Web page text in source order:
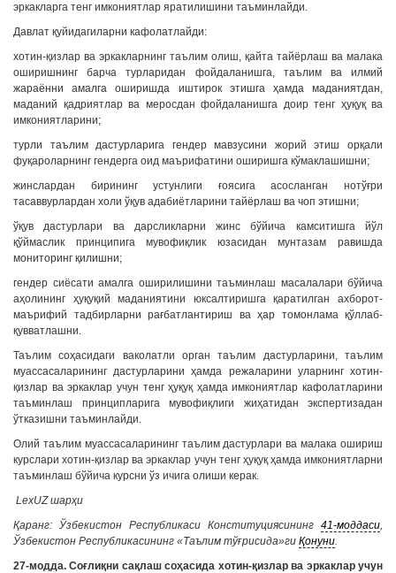
эркакларга тенг имкониятлар яратилишини таъминлайди.
Давлат қуйидагиларни кафолатлайди:
хотин-қизлар ва эркакларнинг таълим олиш, қайта тайёрлаш ва малака
оширишнинг барча турларидан фойдаланишга, таълим ва илмий
жараённи амалга оширишда иштирок этишга ҳамда маданиятдан,
маданий қадриятлар ва меросдан фойдаланишга доир тенг ҳуқуқ ва
имкониятларини;
турли таълим дастурларига гендер мавзусини жорий этиш орқали
фуқароларнинг гендерга оид маърифатини оширишга кўмаклашишни;
жинслардан бирининг устунлиги ғоясига асосланган нотўғри
тасаввурлардан холи ўқув адабиётларини тайёрлаш ва чоп этишни;
ўқув дастурлари ва дарсликларни жинс бўйича камситишга йўл
қўймаслик принципига мувофиқлик юзасидан мунтазам равишда
мониторинг қилишни;
гендер сиёсати амалга оширилишини таъминлаш масалалари бўйича
аҳолининг ҳуқуқий маданиятини юксалтиришга қаратилган ахборот-
маърифий тадбирларни рағбатлантириш ва ҳар томонлама қўллаб-
қувватлашни.
Таълим соҳасидаги ваколатли орган таълим дастурларини, таълим
муассасаларининг дастурларини ҳамда режаларини уларнинг хотин-
қизлар ва эркаклар учун тенг ҳуқуқ ҳамда имкониятлар кафолатларини
таъминлаш принципларига мувофиқлиги жиҳатидан экспертизадан
ўтказишни таъминлайди.
Олий таълим муассасаларининг таълим дастурлари ва малака ошириш
курслари хотин-қизлар ва эркаклар учун тенг ҳуқуқ ҳамда имкониятларни
таъминлаш бўйича курсни ўз ичига олиши керак.
LexUZ шарҳи
Қаранг: Ўзбекистон Республикаси Конституциясининг 41-моддаси,
Ўзбекистон Республикасининг «Таълим тўғрисида»ги Қонуни.
27-модда. Соғлиқни сақлаш соҳасида хотин-қизлар ва эркаклар учун